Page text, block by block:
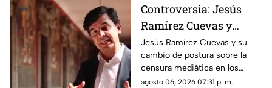
Controversia: Jesús
Ramírez Cuevas y
Censura a los Medios
de Comunicación
Jesús Ramírez Cuevas y su
cambio de postura sobre la
censura mediática en los
medios de comunicación.
agosto 06, 2026 07:31 p. m.